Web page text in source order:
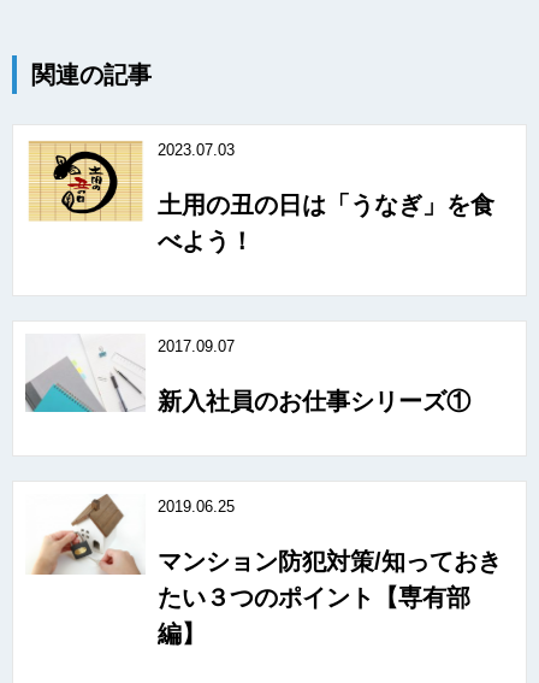
関連の記事
2023.07.03
土用の丑の日は「うなぎ」を食
べよう！
2017.09.07
新入社員のお仕事シリーズ①
2019.06.25
マンション防犯対策/知っておき
たい３つのポイント【専有部
編】